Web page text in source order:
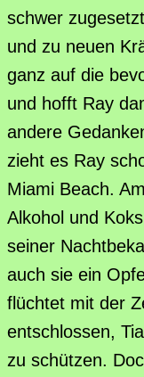
schwer
und zu neuen
ganz auf die
und hofft Ray
andere
zieht es Ray
Miami Beach.
Alkohol und
seiner
auch sie ein
flüchtet mit der
entschlossen,
zu schützen.